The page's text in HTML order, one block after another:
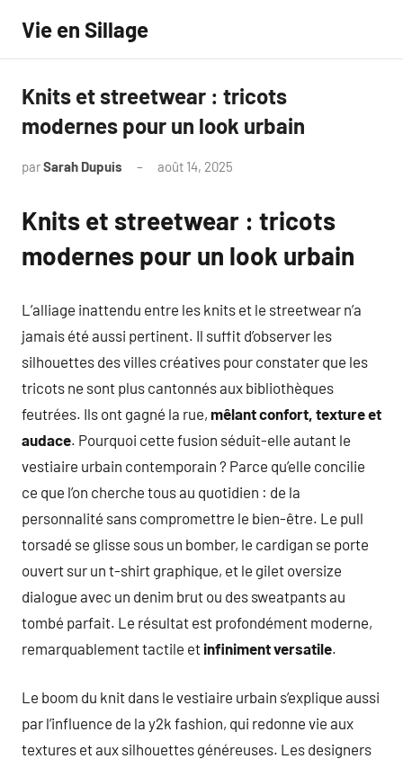
contenu
Vie en Sillage
Knits et streetwear : tricots
modernes pour un look urbain
parSarah Dupuis août 14, 2025
Knits et streetwear : tricots
modernes pour un look urbain
L’alliage inattendu entre les knits et le streetwear n’a
jamais été aussi pertinent. Il suffit d’observer les
silhouettes des villes créatives pour constater que les
tricots ne sont plus cantonnés aux bibliothèques
feutrées. Ils ont gagné la rue, mêlant confort, texture et
audace. Pourquoi cette fusion séduit-elle autant le
vestiaire urbain contemporain ? Parce qu’elle concilie
ce que l’on cherche tous au quotidien : de la
personnalité sans compromettre le bien-être. Le pull
torsadé se glisse sous un bomber, le cardigan se porte
ouvert sur un t-shirt graphique, et le gilet oversize
dialogue avec un denim brut ou des sweatpants au
tombé parfait. Le résultat est profondément moderne,
remarquablement tactile et infiniment versatile.
Le boom du knit dans le vestiaire urbain s’explique aussi
par l’influence de la y2k fashion, qui redonne vie aux
textures et aux silhouettes généreuses. Les designers